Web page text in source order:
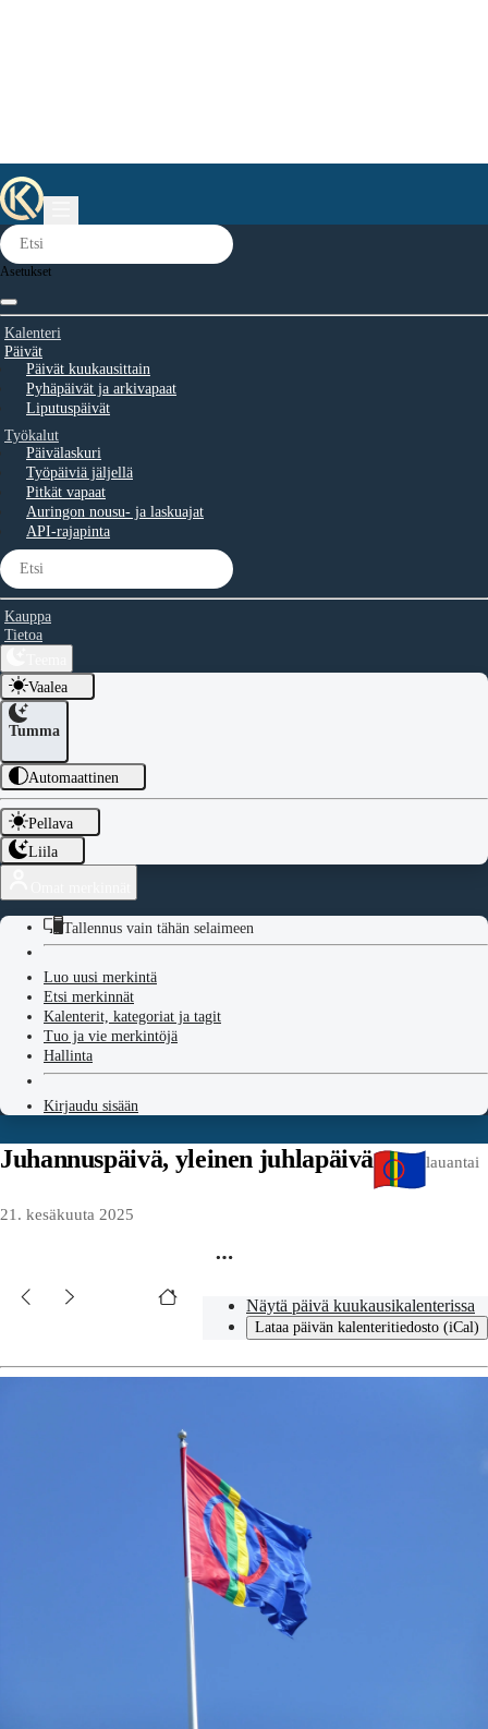
Asetukset
Kalenteri
Päivät
Päivät kuukausittain
Pyhäpäivät ja arkivapaat
Liputuspäivät
Työkalut
Päivälaskuri
Työpäiviä jäljellä
Pitkät vapaat
Auringon nousu- ja laskuajat
API-rajapinta
Kauppa
Tietoa
Vaalea
Tumma
Automaattinen
Pellava
Liila
Tallennus vain tähän selaimeen
Luo uusi merkintä
Etsi merkinnät
Kalenterit, kategoriat ja tagit
Tuo ja vie merkintöjä
Hallinta
Kirjaudu sisään
Juhannuspäivä, yleinen juhlapäivä lauantai
21. kesäkuuta 2025
Näytä päivä kuukausikalenterissa
Lataa päivän kalenteritiedosto (iCal)